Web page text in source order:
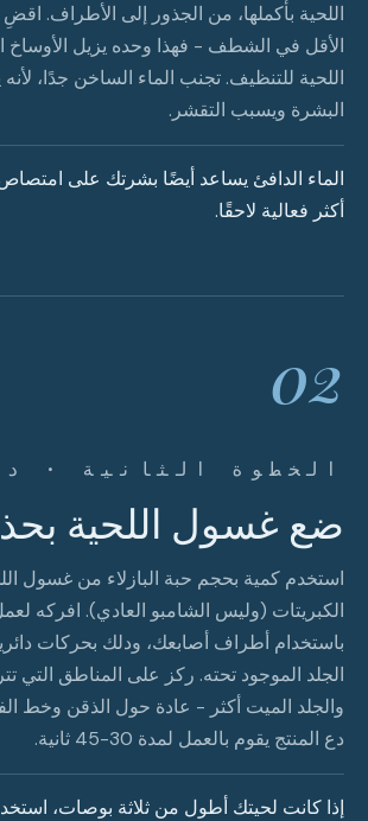
الأقل في الشطف - فهذا وحده يزيل الأوساخ
اللحية للتنظيف. تجنب الماء الساخن جدًا،
البشرة ويسبب التقشر.
الماء الدافئ يساعد أيضًا بشرتك على
أكثر فعالية لاحقًا.
02
الخطوة الثانية ·
ضع غسول اللحية
استخدم كمية بحجم حبة البازلاء من غسول
الكبريتات (وليس الشامبو العادي). افركه
باستخدام أطراف أصابعك، ودلك بحركات
الجلد الموجود تحته. ركز على المناطق التي
والجلد الميت أكثر - عادة حول الذقن وخط
دع المنتج يقوم بالعمل لمدة 30-45 ثانية.
إذا كانت لحيتك أطول من ثلاثة بوصات،